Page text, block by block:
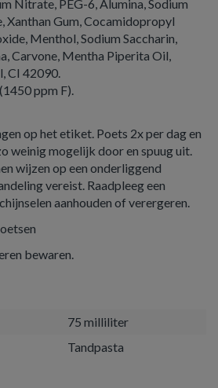
Nitrate, PEG-6, Alumina, Sodium
Xanthan Gum, Cocamidopropyl
Menthol, Sodium Saccharin,
Carvone, Mentha Piperita Oil,
CI 42090.
ppm F).
op het etiket. Poets 2x per dag en
weinig mogelijk door en spuug uit.
wijzen op een onderliggend
vereist. Raadpleeg een
aanhouden of verergeren.
bewaren.
75 milliliter
Tandpasta